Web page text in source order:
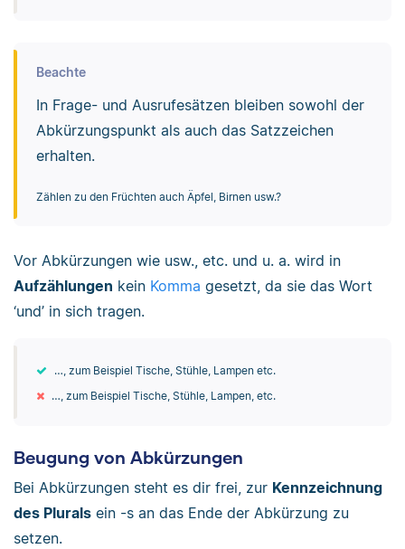
Beachte
In Frage- und Ausrufesätzen bleiben sowohl der
Abkürzungspunkt als auch das Satzzeichen
erhalten.
Zählen zu den Früchten auch Äpfel, Birnen usw.?
Vor Abkürzungen wie usw., etc. und u. a. wird in
Aufzählungen kein Komma gesetzt, da sie das Wort
‘und’ in sich tragen.
…, zum Beispiel Tische, Stühle, Lampen etc.
…, zum Beispiel Tische, Stühle, Lampen, etc.
Beugung von Abkürzungen
Bei Abkürzungen steht es dir frei, zur Kennzeichnung
des Plurals ein -s an das Ende der Abkürzung zu
setzen.